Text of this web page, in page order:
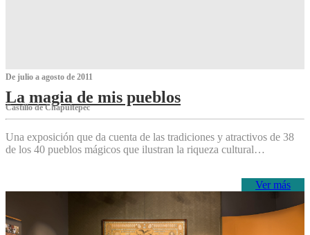
De julio a agosto de 2011
La magia de mis pueblos
Castillo de Chapultepec
Una exposición que da cuenta de las tradiciones y atractivos de 38
de los 40 pueblos mágicos que ilustran la riqueza cultural…
Ver más